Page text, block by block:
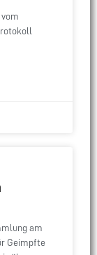
am
Geimpfte